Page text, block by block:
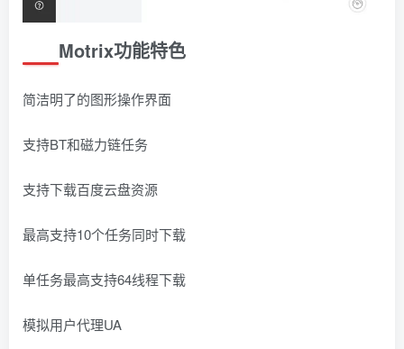
Motrix功能特色
简洁明了的图形操作界面
支持BT和磁力链任务
支持下载百度云盘资源
最高支持10个任务同时下载
单任务最高支持64线程下载
模拟用户代理UA